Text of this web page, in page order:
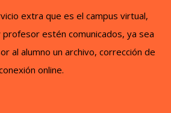
extra que es el campus virtual,
profesor estén comunicados, ya sea
al alumno un archivo, corrección de
online.